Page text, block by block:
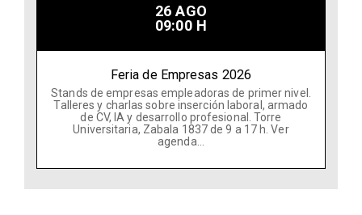
26 AGO
09:00 H
Feria de Empresas 2026
Stands de empresas empleadoras de primer nivel.
Talleres y charlas sobre inserción laboral, armado
de CV, IA y desarrollo profesional. Torre
Universitaria, Zabala 1837 de 9 a 17 h. Ver
agenda...